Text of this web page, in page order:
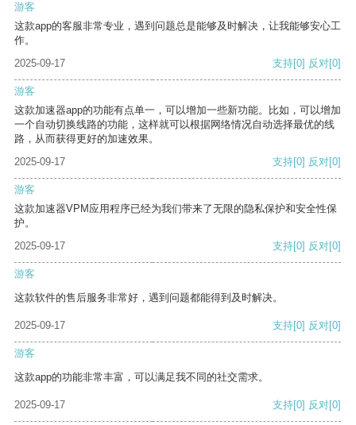
游客
这款app的客服非常专业，遇到问题总是能够及时解决，让我能够安心工
作。
2025-09-17
支持[0] 反对[0]
游客
这款加速器app的功能有点单一，可以增加一些新功能。比如，可以增加
一个自动切换线路的功能，这样就可以根据网络情况自动选择最优的线
路，从而获得更好的加速效果。
2025-09-17
支持[0] 反对[0]
游客
这款加速器VPM应用程序已经为我们带来了无限的隐私保护和安全性保
护。
2025-09-17
支持[0] 反对[0]
游客
这款软件的售后服务非常好，遇到问题都能得到及时解决。
2025-09-17 支持[0] 反对[0]
游客
这款app的功能非常丰富，可以满足我不同的社交需求。
2025-09-17 支持[0] 反对[0]